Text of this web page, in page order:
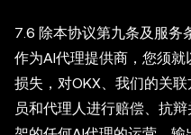
7.6 除本协议第九条及服务
作为AI代理提供商，您须
损失，对OKX、我们的关
员和代理人进行赔偿、抗